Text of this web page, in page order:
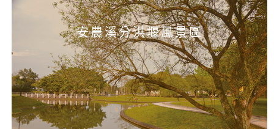
安農溪分洪堰風景區